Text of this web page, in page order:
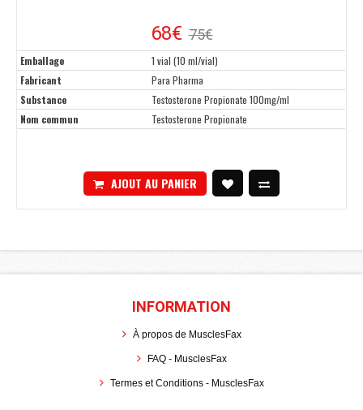
68€ 75€
Emballage
1 vial (10 ml/vial)
Fabricant
Para Pharma
Substance
Testosterone Propionate 100mg/ml
Nom commun
Testosterone Propionate
AJOUT AU PANIER
INFORMATION
À propos de MusclesFax
FAQ - MusclesFax
Termes et Conditions - MusclesFax